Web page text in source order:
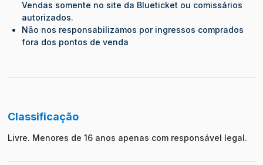
Vendas somente no site da Blueticket ou comissários
autorizados.
Não nos responsabilizamos por ingressos comprados
fora dos pontos de venda
Classificação
Livre. Menores de 16 anos apenas com responsável legal.